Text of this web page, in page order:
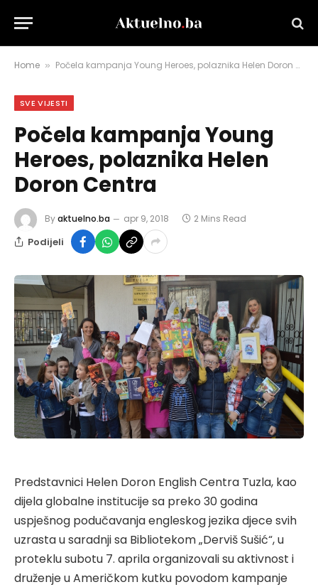
Home » Počela kampanja Young Heroes, polaznika Helen Doron Centra
SVE VIJESTI
Počela kampanja Young
Heroes, polaznika Helen
Doron Centra
Byaktuelno.ba apr 9, 2018 2 Mins Read
Podijeli
Predstavnici Helen Doron English Centra Tuzla, kao
dijela globalne institucije sa preko 30 godina
uspješnog podučavanja engleskog jezika djece svih
uzrasta u saradnji sa Bibliotekom „Derviš Sušić“, u
proteklu subotu 7. aprila organizovali su aktivnost i
druženje u Američkom kutku povodom kampanje